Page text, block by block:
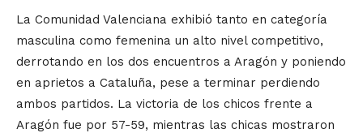
La Comunidad Valenciana exhibió tanto en categoría
masculina como femenina un alto nivel competitivo,
derrotando en los dos encuentros a Aragón y poniendo
en aprietos a Cataluña, pese a terminar perdiendo
ambos partidos. La victoria de los chicos frente a
Aragón fue por 57-59, mientras las chicas mostraron